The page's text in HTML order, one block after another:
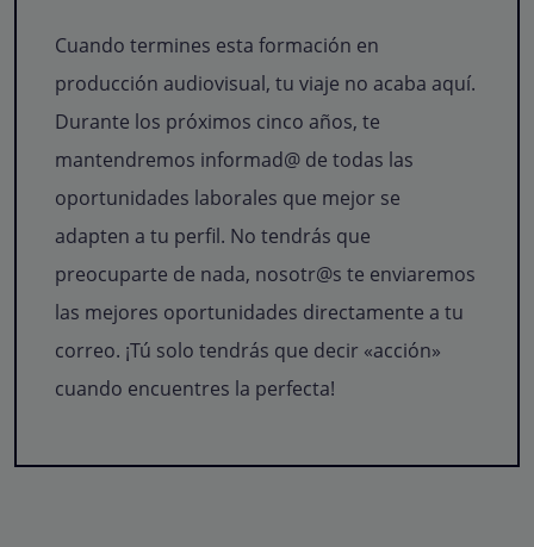
Cuando termines esta formación en
producción audiovisual, tu viaje no acaba aquí.
Durante los próximos cinco años, te
mantendremos informad@ de todas las
oportunidades laborales que mejor se
adapten a tu perfil. No tendrás que
preocuparte de nada, nosotr@s te enviaremos
las mejores oportunidades directamente a tu
correo. ¡Tú solo tendrás que decir «acción»
cuando encuentres la perfecta!